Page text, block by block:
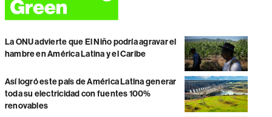
La ONU advierte que El Niño podría agravar el
hambre en América Latina y el Caribe
Así logró este país de América Latina generar
toda su electricidad con fuentes 100%
renovables